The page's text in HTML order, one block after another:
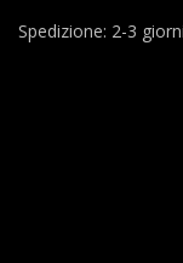
Spedizione: 2-3